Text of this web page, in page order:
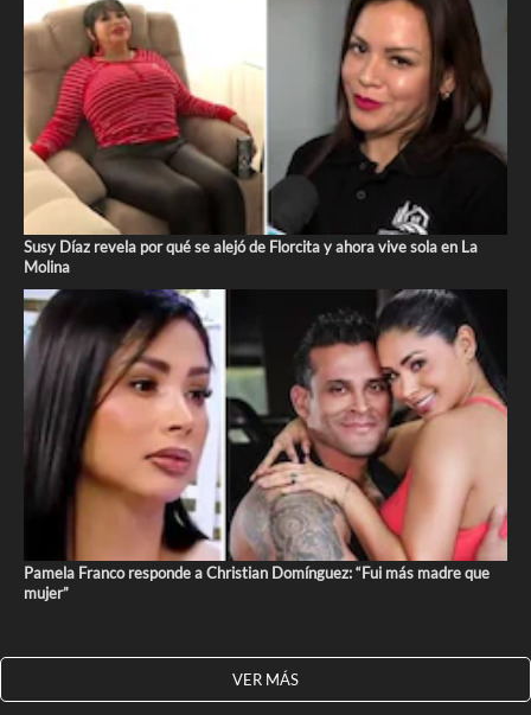
Susy Díaz revela por qué se alejó de Florcita y ahora vive sola en La
Molina
Pamela Franco responde a Christian Domínguez: “Fui más madre que
mujer”
VER MÁS